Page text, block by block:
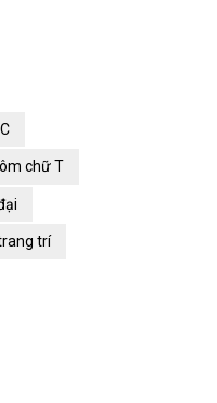
chữ T
trí